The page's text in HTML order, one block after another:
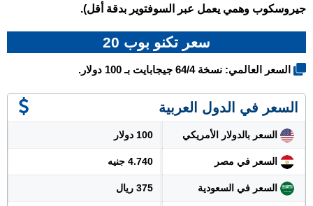
جيروسكوب وهمي يعمل عبر السوفتوير بدقة أقل).
سعر تكنو بوب 20
السعر العالمي: نسخة 64/4 جيجابايت بـ 100 دولار.
السعر في الدول العربية
السعر بالدولار الأمريكي 100 دولار
السعر في مصر 4.740 جنيه
السعر في السعودية 375 ريال